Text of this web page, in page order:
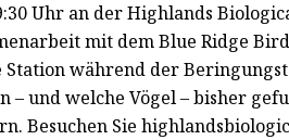
Uhr an der Highlands
mit dem Blue Ridge
Station während der
– und welche Vögel – bisher
Besuchen Sie